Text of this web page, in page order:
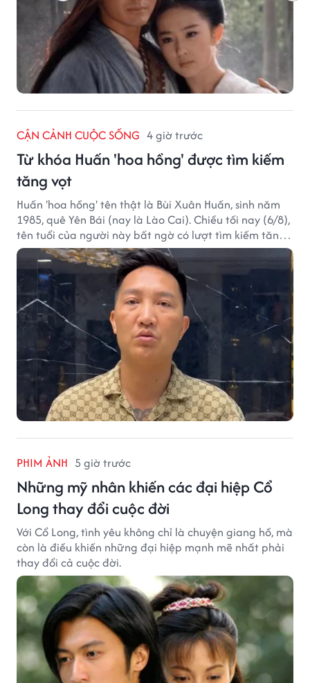
CẬN CẢNH CUỘC SỐNG 4 giờ trước
Từ khóa Huấn 'hoa hồng' được tìm kiếm
tăng vọt
Huấn 'hoa hồng' tên thật là Bùi Xuân Huấn, sinh năm
1985, quê Yên Bái (nay là Lào Cai). Chiều tối nay (6/8),
tên tuổi của người này bất ngờ có lượt tìm kiếm tăng
vọt.
PHIM ẢNH 5 giờ trước
Những mỹ nhân khiến các đại hiệp Cổ
Long thay đổi cuộc đời
Với Cổ Long, tình yêu không chỉ là chuyện giang hồ, mà
còn là điều khiến những đại hiệp mạnh mẽ nhất phải
thay đổi cả cuộc đời.